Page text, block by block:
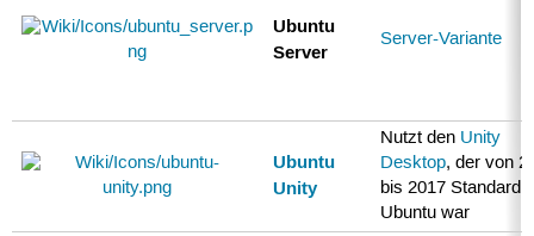
Ubuntu
Server
Server-Variante
Ubuntu
Unity
Nutzt den Unity
Desktop, der von
bis 2017 Standard
Ubuntu war